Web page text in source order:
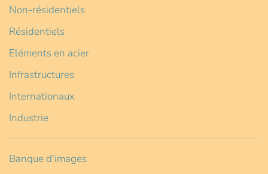
Non-résidentiels
Résidentiels
Eléments en acier
Infrastructures
Internationaux
Industrie
Banque d'images